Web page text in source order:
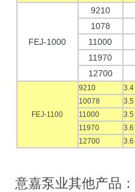
FEJ-1000
9210
1078
11000
11970
12700
FEJ-1100
9210
3.4
10078
3.5
11000
3.5
11970
3.6
12700
3.6
意嘉泵业其他产品：